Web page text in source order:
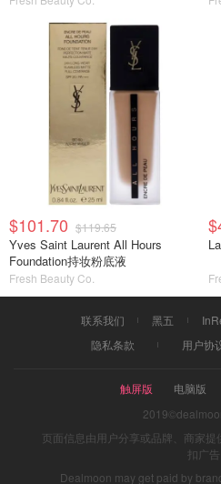
$101.70 $119.65
Yves Saint Laurent All Hours
Foundation持妆粉底液
Fresh Beauty Co.
联系我们 黑五
隐私条款
用户协
触屏版 电脑版
页面信息由用户分享或品牌、商家
扣广告
Dealmoon may get paid by